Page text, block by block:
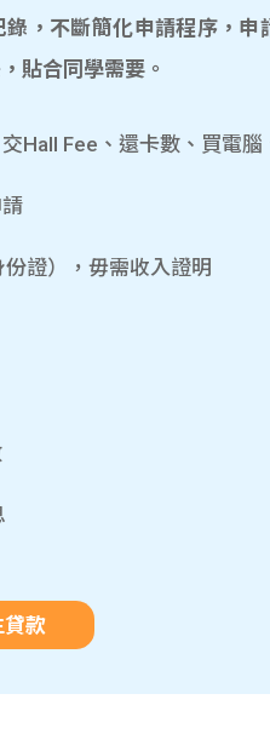
，不斷簡化申請程序，
貼合同學需要。
Hall Fee、還卡數、買電腦
證），毋需收入證明
款